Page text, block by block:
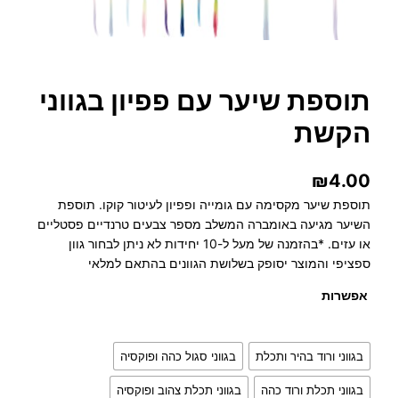
תוספת שיער עם פפיון בגווני
הקשת
₪4.00
תוספת שיער מקסימה עם גומייה ופפיון לעיטור קוקו. תוספת
השיער מגיעה באומברה המשלב מספר צבעים טרנדיים פסטליים
או עזים. *בהזמנה של מעל ל-10 יחידות לא ניתן לבחור גוון
ספציפי והמוצר יסופק בשלושת הגוונים בהתאם למלאי
אפשרות
בגווני ורוד בהיר ותכלת בגווני סגול כהה ופוקסיה
בגווני תכלת ורוד כהה בגווני תכלת צהוב ופוקסיה